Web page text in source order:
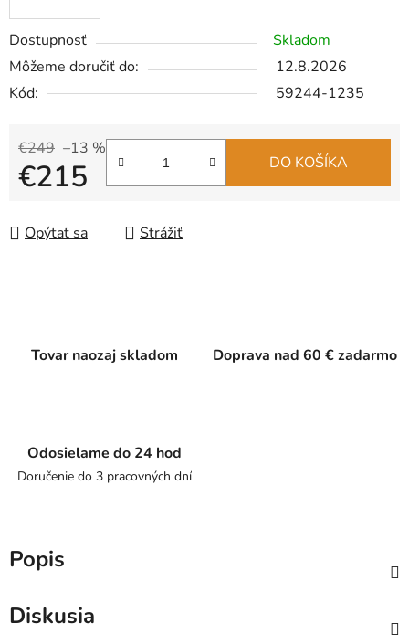
Dostupnosť
Skladom
Môžeme doručiť do:
12.8.2026
Kód:
59244-1235
€249 –13 %
€215 DO KOŠÍKA
Opýtať sa Strážiť
Tovar naozaj skladom Doprava nad 60 € zadarmo
Odosielame do 24 hod
Doručenie do 3 pracovných dní
Popis
Diskusia